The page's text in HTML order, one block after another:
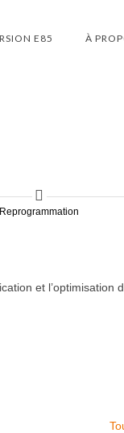
E85 À
Reprogrammation
et l’optimisation